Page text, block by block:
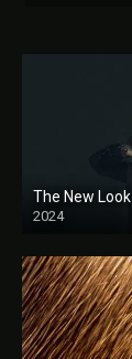
The New Look
2024